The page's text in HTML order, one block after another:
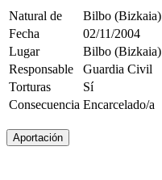
Natural de
Bilbo (Bizkaia)
Fecha
02/11/2004
Lugar
Bilbo (Bizkaia)
Responsable
Guardia Civil
Torturas
Sí
Consecuencia Encarcelado/a